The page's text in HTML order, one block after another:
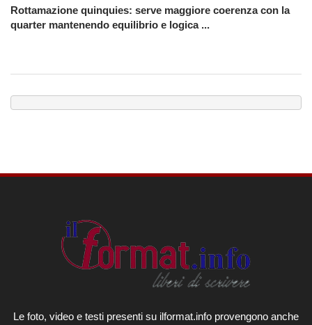
Rottamazione quinquies: serve maggiore coerenza con la
quarter mantenendo equilibrio e logica ...
Le foto, video e testi presenti su ilformat.info provengono anche